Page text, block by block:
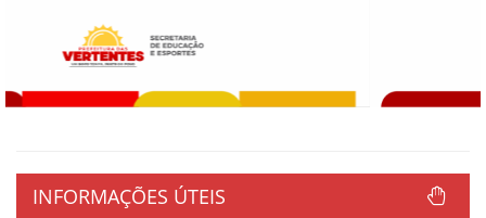
INFORMAÇÕES ÚTEIS